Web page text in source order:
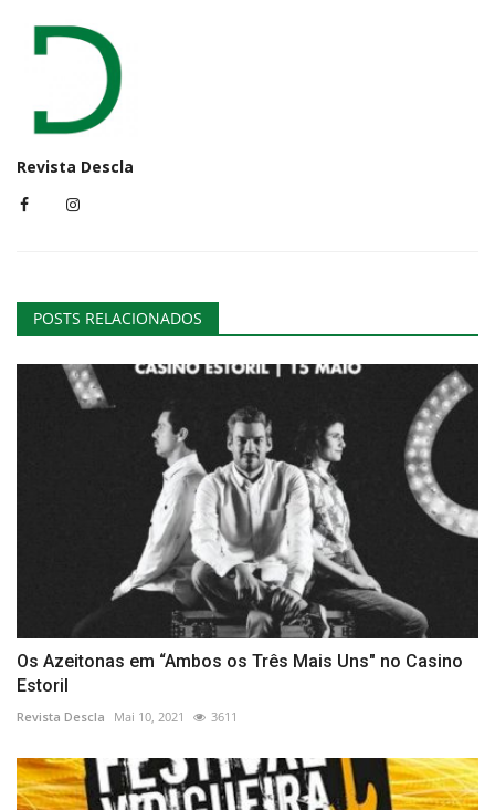
Revista Descla
POSTS RELACIONADOS
Os Azeitonas em “Ambos os Três Mais Uns" no Casino
Estoril
Revista Descla Mai 10, 2021 3611